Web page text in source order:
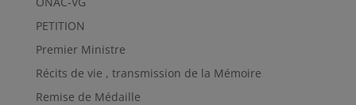
PETITION
Premier Ministre
Récits de vie , transmission de la Mémoire
Remise de Médaille